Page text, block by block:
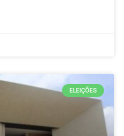
ELEIÇÕES